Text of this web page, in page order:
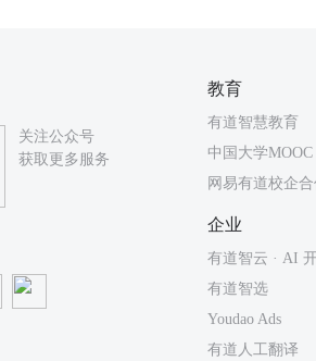
关注公众号
获取更多服务
教育
有道智慧教育
中国大学MOOC
网易有道校企
企业
有道智云 · AI
有道智选
Youdao Ads
有道人工翻译